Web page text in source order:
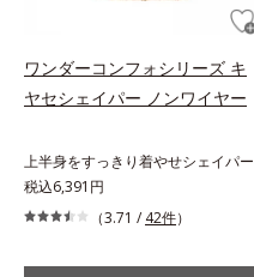
ワンダーコンフォシリーズ キ
ヤセシェイパー ノンワイヤー
上半身をすっきり着やせシェイパー
税込6,391円
（3.71 / 42件）